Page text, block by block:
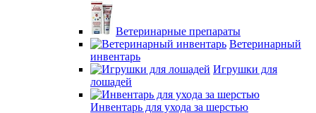
Ветеринарные препараты
Ветеринарный
инвентарь
Игрушки для
лошадей
Инвентарь для ухода за шерстью